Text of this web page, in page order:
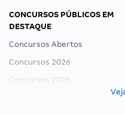
CONCURSOS PÚBLICOS EM
DESTAQUE
Concursos Abertos
Concursos 2026
Concursos 2025